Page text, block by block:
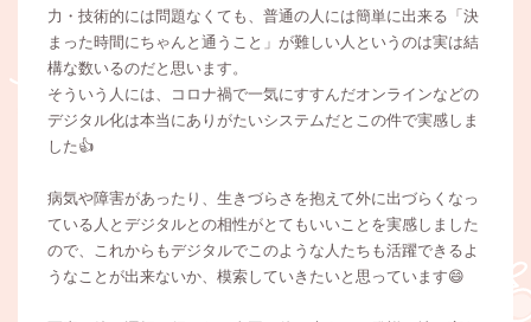
力・技術的には問題なくても、普通の人には簡単に出来る「決
まった時間にちゃんと通うこと」が難しい人というのは実は結
構な数いるのだと思います。
そういう人には、コロナ禍で一気にすすんだオンラインなどの
デジタル化は本当にありがたいシステムだとこの件で実感しま
した👍
病気や障害があったり、生きづらさを抱えて外に出づらくなっ
ている人とデジタルとの相性がとてもいいことを実感しました
ので、これからもデジタルでこのような人たちも活躍できるよ
うなことが出来ないか、模索していきたいと思っています😄